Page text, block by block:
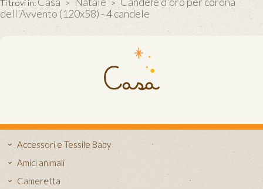
Ti trovi in: > >
dell'Avvento (120x58) - 4 candele
Accessori e Tessile Baby
Amici animali
Cameretta